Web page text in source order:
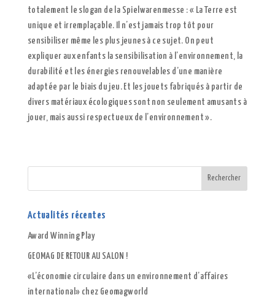
totalement le slogan de la Spielwarenmesse : « La Terre est
unique et irremplaçable. Il n’est jamais trop tôt pour
sensibiliser même les plus jeunes à ce sujet. On peut
expliquer aux enfants la sensibilisation à l’environnement, la
durabilité et les énergies renouvelables d’une manière
adaptée par le biais du jeu. Et les jouets fabriqués à partir de
divers matériaux écologiques sont non seulement amusants à
jouer, mais aussi respectueux de l’environnement ».
Actualités récentes
Award Winning Play
GEOMAG DE RETOUR AU SALON !
«L’économie circulaire dans un environnement d’affaires
international» chez Geomagworld